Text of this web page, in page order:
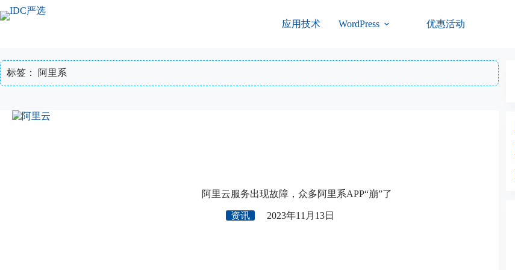
至
应用技术 WordPress 优惠活动
标签： 阿里系
阿里云服务出现故障，众多阿里系APP“崩”了
资讯 2023年11月13日